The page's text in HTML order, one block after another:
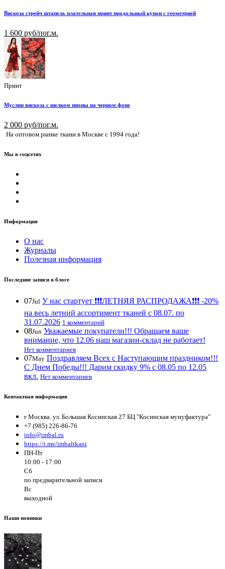
Вискоза стрейч штапель плательная принт продольный купон с геометрией
1 600 руб/пог.м.
Принт
Муслин вискоза с шелком пионы на черном фоне
2 000 руб/пог.м.
На оптовом рынке ткани в Москве с 1994 года!
Мы в соцсетях
Информация
О нас
Журналы
Полезная информация
Последние записи в блоге
07Jul У нас стартует ❗️❗️❗️ЛЕТНЯЯ РАСПРОДАЖА❗️❗️❗️ -20%
на весь летний ассортимент тканей с 08.07. по
31.07.2026 1 комментарий
08Jun Уважаемые покупатели!!! Обращаем ваше
внимание, что 12.06 наш магазин-склад не работает!
Нет комментариев
07May Поздравляем Всех с Наступающим праздником!!!
С Днем Победы!!! Дарим скидку 9% с 08.05 по 12.05
вкл. Нет комментариев
Контактная информация
г Москва. ул. Большая Косинская 27 БЦ "Косинская мунуфактура"
+7 (985) 226-86-76
info@imbal.ru
https://t.me/imbaltkani
ПН-Пт
10:00 - 17:00
Сб
по предварительной записи
Вс
выходной
Наши новинки